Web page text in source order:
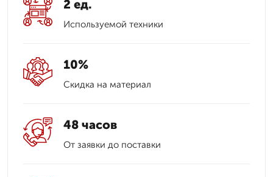
2 ед.
Используемой техники
10%
Скидка на материал
48 часов
От заявки до поставки